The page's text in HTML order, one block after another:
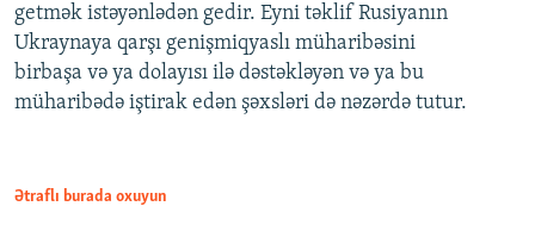
getmək istəyənlədən gedir. Eyni təklif Rusiyanın
Ukraynaya qarşı genişmiqyaslı müharibəsini
birbaşa və ya dolayısı ilə dəstəkləyən və ya bu
müharibədə iştirak edən şəxsləri də nəzərdə tutur.
Ətraflı burada oxuyun